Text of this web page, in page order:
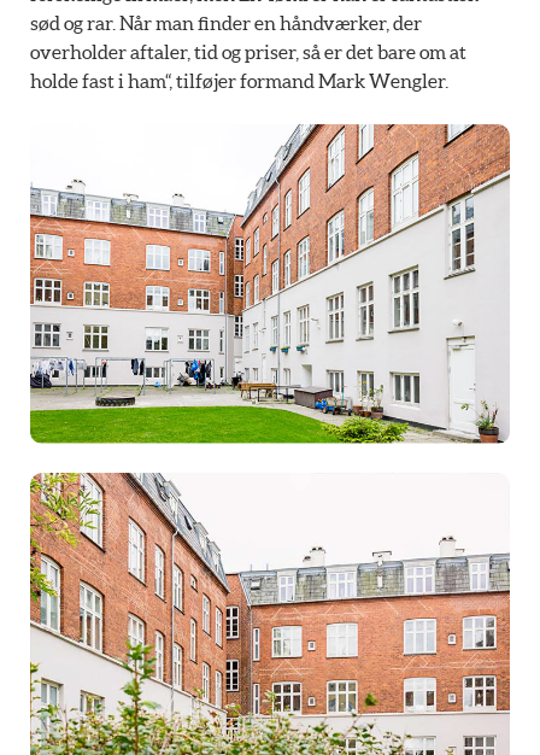
sød og rar. Når man finder en håndværker, der
overholder aftaler, tid og priser, så er det bare om at
holde fast i ham“, tilføjer formand Mark Wengler.